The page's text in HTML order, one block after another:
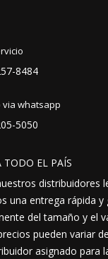
8484
via whatsapp
5050
TODO EL PAÍS
distribuidores
una entrega rápida y
del tamaño y el
pueden variar de
asignado para